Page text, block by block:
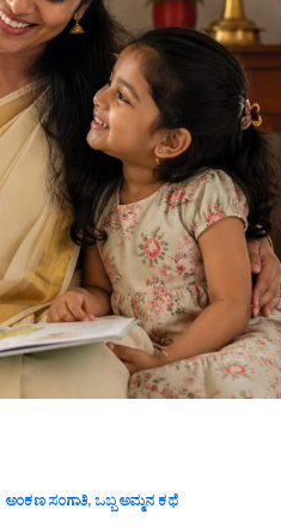
ಅಂಕಣ ಸಂಗಾತಿ,ಒಬ್ಬ ಅಮ್ಮನ ಕಥೆ